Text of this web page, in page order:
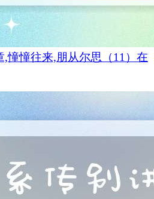
憧憧往来,朋从尔思（11）在